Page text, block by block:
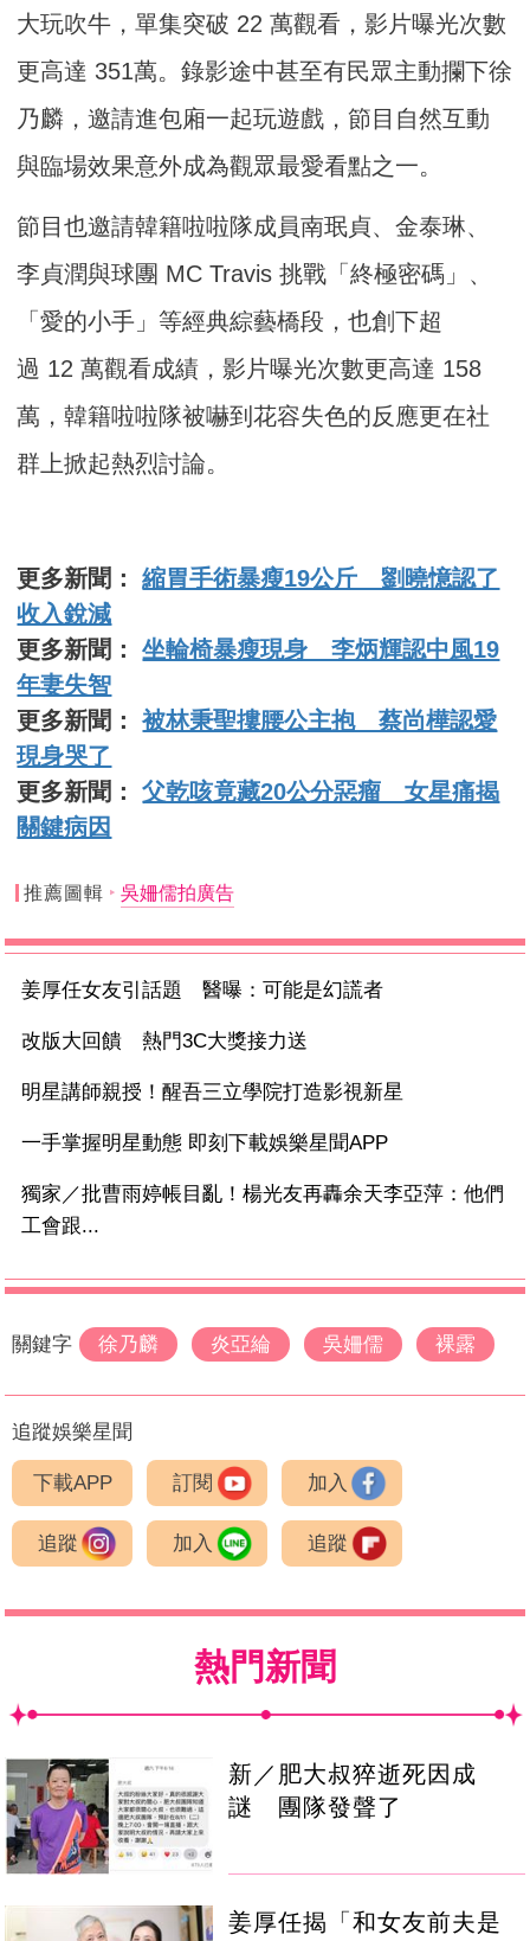
大玩吹牛，單集突破 22 萬觀看，影片曝光次數
更高達 351萬。錄影途中甚至有民眾主動攔下徐
乃麟，邀請進包廂一起玩遊戲，節目自然互動
與臨場效果意外成為觀眾最愛看點之一。
節目也邀請韓籍啦啦隊成員南珉貞、金泰琳、
李貞潤與球團 MC Travis 挑戰「終極密碼」、
「愛的小手」等經典綜藝橋段，也創下超
過 12 萬觀看成績，影片曝光次數更高達 158
萬，韓籍啦啦隊被嚇到花容失色的反應更在社
群上掀起熱烈討論。
更多新聞：縮胃手術暴瘦19公斤 劉曉憶認了
收入銳減
更多新聞：坐輪椅暴瘦現身 李炳輝認中風19
年妻失智
更多新聞：被林秉聖摟腰公主抱 蔡尚樺認愛
現身哭了
更多新聞：父乾咳竟藏20公分惡瘤 女星痛揭
關鍵病因
推薦圖輯 吳姍儒拍廣告
姜厚任女友引話題 醫曝：可能是幻謊者
改版大回饋 熱門3C大獎接力送
明星講師親授！醒吾三立學院打造影視新星
一手掌握明星動態 即刻下載娛樂星聞APP
獨家／批曹雨婷帳目亂！楊光友再轟余天李亞萍：他們
工會跟...
關鍵字 徐乃麟 炎亞綸 吳姍儒 裸露
追蹤娛樂星聞
下載APP 訂閱 加入
追蹤 加入 追蹤
熱門新聞
新／肥大叔猝逝死因成
謎 團隊發聲了
姜厚任揭「和女友前夫是